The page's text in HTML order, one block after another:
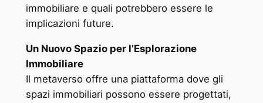
immobiliare e quali potrebbero essere le
implicazioni future.
Un Nuovo Spazio per l’Esplorazione
Immobiliare
Il metaverso offre una piattaforma dove gli
spazi immobiliari possono essere progettati,